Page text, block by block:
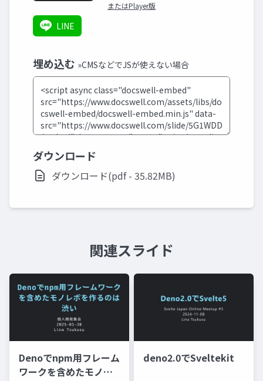
またはPlayer版
LINE
埋め込む »CMSなどでJSが使えない場合
ダウンロード
ダウンロード(pdf - 35.82MB)
関連スライド
Denoでnpm用フレーム
ワークを含めたモノレ
deno2.0でSveltekit